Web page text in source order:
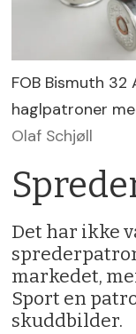
FOB Bismuth 32
haglpatroner
Olaf Schjøll
Det har ikke
markedet,
Sport en
skuddbilder.